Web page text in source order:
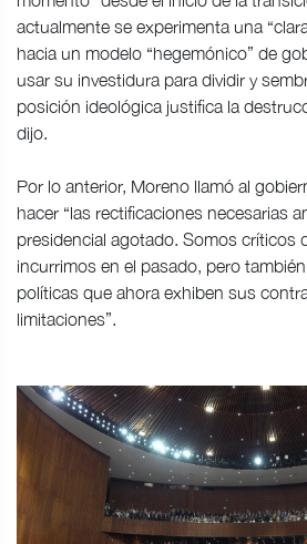
actualmente se experimenta una
hacia un modelo “hegemónico” de
usar su investidura para dividir y
posición ideológica justifica la
dijo.
Por lo anterior, Moreno llamó al
hacer “las rectificaciones necesarias
presidencial agotado. Somos críticos
incurrimos en el pasado, pero
políticas que ahora exhiben sus
limitaciones”.